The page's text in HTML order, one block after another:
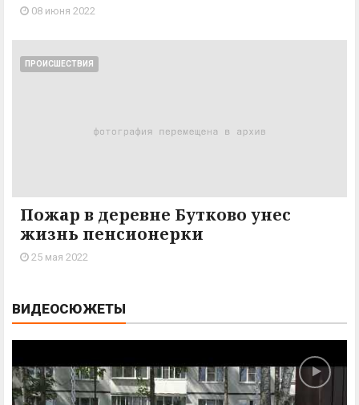
08 июня 2022
ПРОИСШЕСТВИЯ
Пожар в деревне Бутково унес
жизнь пенсионерки
25 мая 2022
ВИДЕОСЮЖЕТЫ